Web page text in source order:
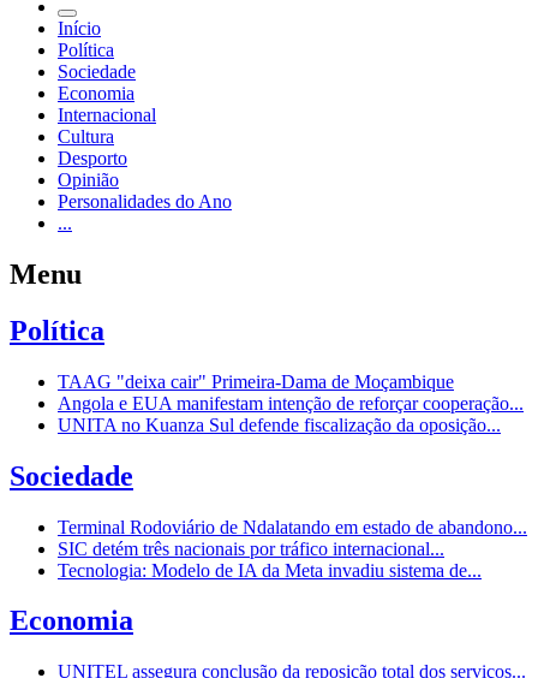
Início
Política
Sociedade
Economia
Internacional
Cultura
Desporto
Opinião
Personalidades do Ano
...
Menu
Política
TAAG "deixa cair" Primeira-Dama de Moçambique
Angola e EUA manifestam intenção de reforçar cooperação...
UNITA no Kuanza Sul defende fiscalização da oposição...
Sociedade
Terminal Rodoviário de Ndalatando em estado de abandono...
SIC detém três nacionais por tráfico internacional...
Tecnologia: Modelo de IA da Meta invadiu sistema de...
Economia
UNITEL assegura conclusão da reposição total dos serviços...